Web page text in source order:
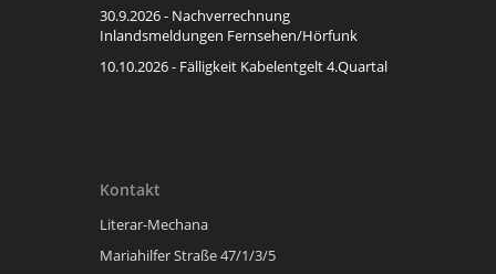
30.9.2026 - Nachverrechnung
Inlandsmeldungen Fernsehen/Hörfunk
10.10.2026 - Fälligkeit Kabelentgelt 4.Quartal
Kontakt
Literar-Mechana
Mariahilfer Straße 47/1/3/5